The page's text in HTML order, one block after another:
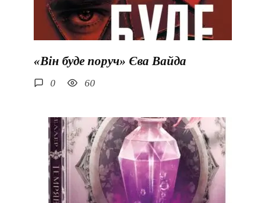
«Він буде поруч» Єва Вайда
0 60